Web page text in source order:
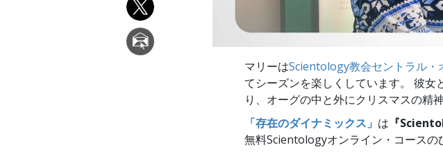
マリーはScientology教会セントラル・
てシーズンを楽しくしています。 彼
り、オーグの中と外にクリスマスの精
「存在のダイナミックス」 は 『
無料Scientologyオンライン・コースの